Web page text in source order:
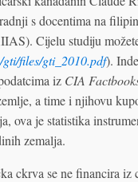
s docentima na
Cijelu studiju
files/gti_2010.pdf).
iz CIA
a time i njihovu
ova je statistika
zemalja.
ckrva se ne financira